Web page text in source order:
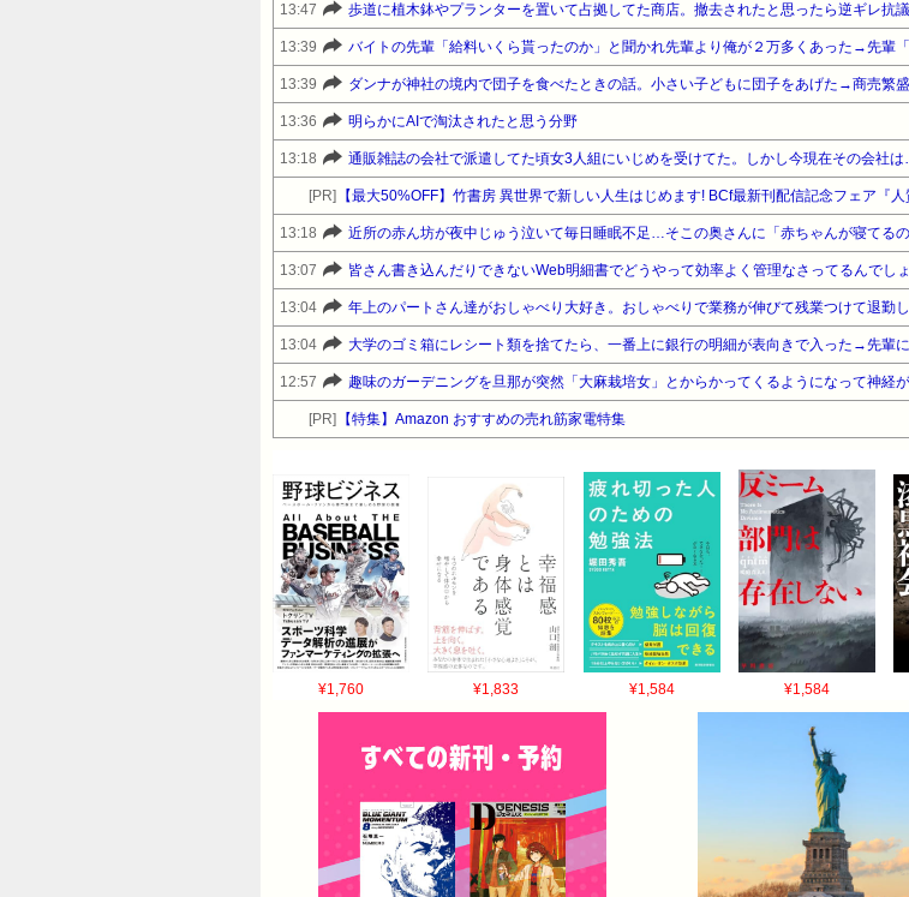
13:47 歩道に植木鉢やプランターを置いて占拠してた商店。撤去されたと思ったら逆ギレ抗
13:39
13:39 ダンナが神社の境内で団子を食べたときの話。小さい子どもに団子をあげた→商売繁
13:36 明らかにAIで淘汰されたと思う分野
13:18 通販雑誌の会社で派遣してた頃女3人組にいじめを受けてた。しかし今現在その会社
[PR] 【最大50%OFF】竹書房 異世界で新しい人生はじめます! BCf最新刊配信記念フェア『
13:18
13:07 皆さん書き込んだりできないWeb明細書でどうやって効率よく管理なさってるんでし
13:04 年上のパートさん達がおしゃべり大好き。おしゃべりで業務が伸びて残業つけて退勤
13:04
12:57 趣味のガーデニングを旦那が突然「大麻栽培女」とからかってくるようになって神経
[PR] 【特集】Amazon おすすめの売れ筋家電特集
¥1,760 ¥1,833 ¥1,584 ¥1,584